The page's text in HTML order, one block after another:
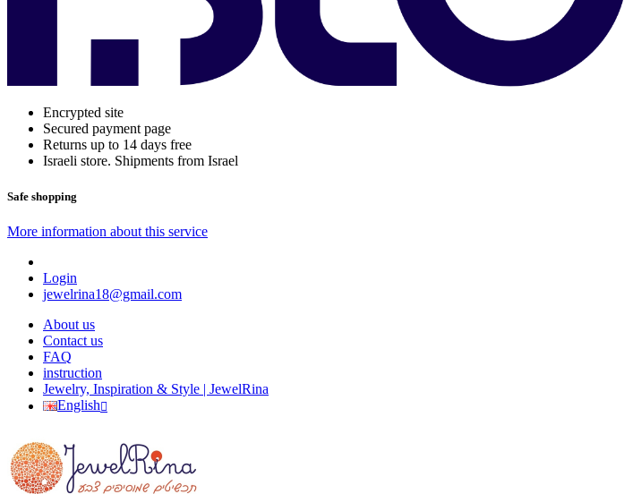
Encrypted site
Secured payment page
Returns up to 14 days free
Israeli store. Shipments from Israel
Safe shopping
More information about this service
Login
jewelrina18@gmail.com
About us
Contact us
FAQ
instruction
Jewelry, Inspiration & Style | JewelRina
English